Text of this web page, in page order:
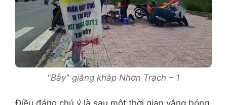
"Bẫy" giăng khắp Nhơn Trạch – 1